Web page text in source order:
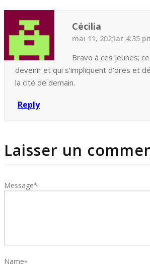
Cécilia
mai 11, 2021at 4:35
Bravo à ces jeunes;
devenir et qui s’impliquent d’ores et
la cité de demain.
Reply
Laisser un
Message*
Name*